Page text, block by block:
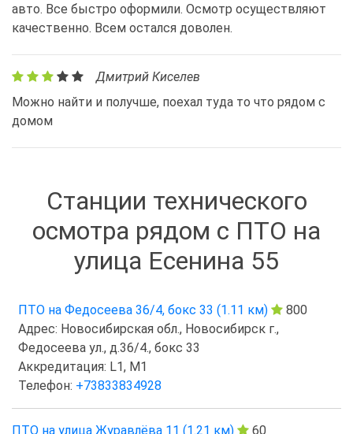
авто. Все быстро оформили. Осмотр осуществляют
качественно. Всем остался доволен.
Дмитрий Киселев
Можно найти и получше, поехал туда то что рядом с
домом
Станции технического
осмотра рядом с ПТО на
улица Есенина 55
ПТО на Федосеева 36/4, бокс 33 (1.11 км)
800
Адрес: Новосибирская обл., Новосибирск г.,
Федосеева ул., д.36/4., бокс 33
Аккредитация: L1, M1
Телефон: +73833834928
ПТО на улица Журавлёва 11 (1.21 км)
60